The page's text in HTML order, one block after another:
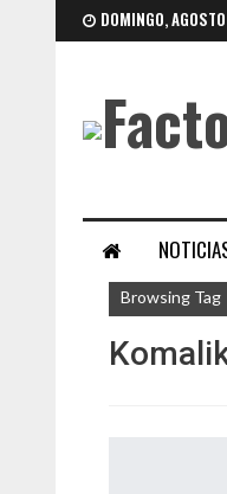
DOMINGO,
Browsing Tag